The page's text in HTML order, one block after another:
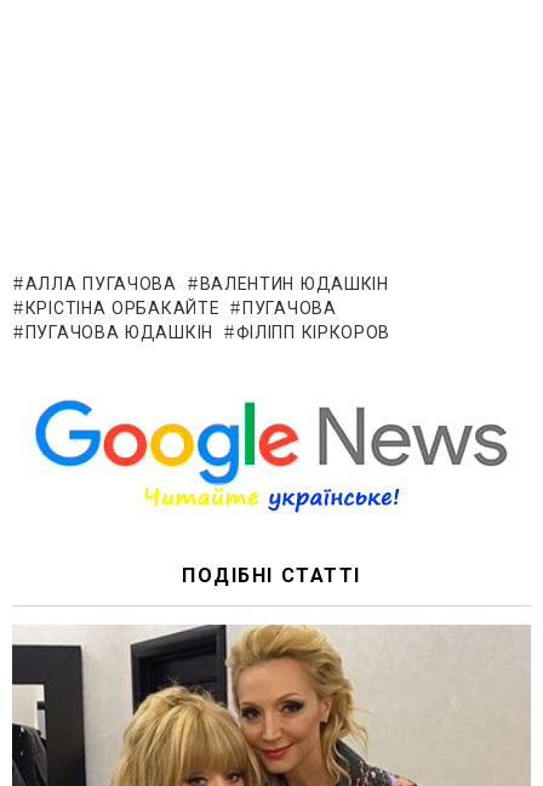
АЛЛА ПУГАЧОВА
ВАЛЕНТИН ЮДАШКІН
КРІСТІНА ОРБАКАЙТЕ
ПУГАЧОВА
ПУГАЧОВА ЮДАШКІН
ФІЛІПП КІРКОРОВ
ПОДІБНІ СТАТТІ